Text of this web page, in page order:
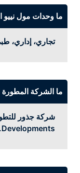
ما وحدات مول نييو
تجاري، إداري،
ما الشركة المطورة
Developments.